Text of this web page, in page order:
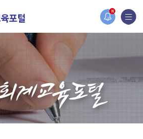
N
개편되었습니다.
원홈페이지가 새롭게 개설되었습니다.